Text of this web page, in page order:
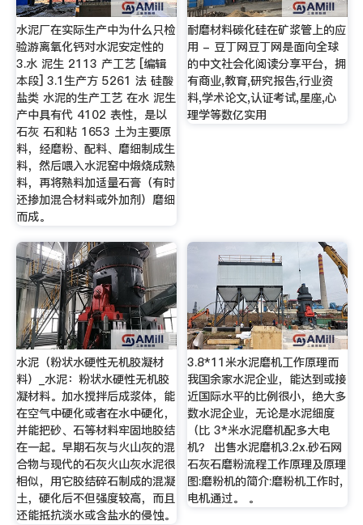
水泥厂在实际生产中为什么只检
验游离氧化钙对水泥安定性的
3.水 泥生 2113 产工艺 [编辑
本段] 3.1生产方 5261 法 硅酸
盐类 水泥的生产工艺 在水 泥生
产中具有代 4102 表性，是以
石灰 石和粘 1653 土为主要原
料，经磨粉、配料、磨细制成生
料，然后喂入水泥窑中煅烧成熟
料，再将熟料加适量石膏（有时
还掺加混合材料或外加剂）磨细
而成。
耐磨材料碳化硅在矿浆管上的应
用 - 豆丁网豆丁网是面向全球
的中文社会化阅读分享平台，拥
有商业,教育,研究报告,行业资
料,学术论文,认证考试,星座,心
理学等数亿实用
水泥（粉状水硬性无机胶凝材
料）_水泥：粉状水硬性无机胶
凝材料。加水搅拌后成浆体，能
在空气中硬化或者在水中硬化，
并能把砂、石等材料牢固地胶结
在一起。早期石灰与火山灰的混
合物与现代的石灰火山灰水泥很
相似，用它胶结碎石制成的混凝
土，硬化后不但强度较高，而且
还能抵抗淡水或含盐水的侵蚀。
3.8*11米水泥磨机工作原理而
我国余家水泥企业，能达到或接
近国际水平的比例很小，绝大多
数水泥企业，无论是水泥细度
（比 3*米水泥磨机配多大电
机？ 出售水泥磨机3.2x.砂石网
石灰石磨粉流程工作原理及原理
图:磨粉机的简介:磨粉机工作时,
电机通过。 。